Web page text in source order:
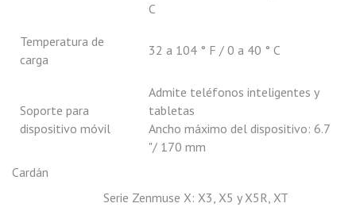
C
Temperatura de
carga
32 a 104 ° F / 0 a 40 ° C
Soporte para
dispositivo móvil
Admite teléfonos inteligentes y
tabletas
Ancho máximo del dispositivo: 6.7
"/ 170 mm
Cardán
Serie Zenmuse X: X3, X5 y X5R, XT